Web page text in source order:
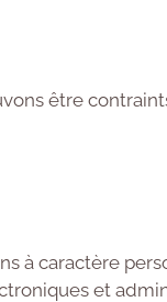
être
à caractère
et